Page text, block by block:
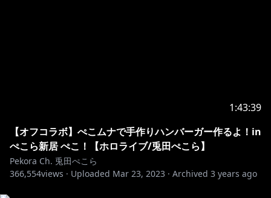
https://hololivepro.com/request-to-minors/
1:43:39
【オフコラボ】ぺこムナで手作りハンバーガー作るよ！in
ぺこら新居 ぺこ！【ホロライブ/兎田ぺこら】
Pekora Ch. 兎田ぺこら
366,554views · Uploaded Mar 23, 2023 · Archived 3 years ago